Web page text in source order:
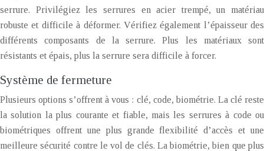
serrure. Privilégiez les serrures en acier trempé, un matériau
robuste et difficile à déformer. Vérifiez également l’épaisseur des
différents composants de la serrure. Plus les matériaux sont
résistants et épais, plus la serrure sera difficile à forcer.
Système de fermeture
Plusieurs options s’offrent à vous : clé, code, biométrie. La clé reste
la solution la plus courante et fiable, mais les serrures à code ou
biométriques offrent une plus grande flexibilité d’accès et une
meilleure sécurité contre le vol de clés. La biométrie, bien que plus